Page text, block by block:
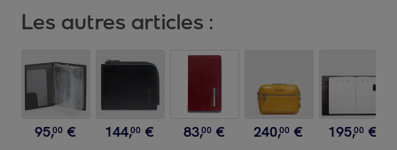
Les autres articles :
95,00 € 144,00 € 83,00 € 240,00 € 195,00 €